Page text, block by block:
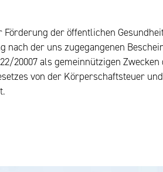
der öffentlichen
nach der uns zugegangenen
20007 als gemeinnützigen
von der Körperschaftsteuer